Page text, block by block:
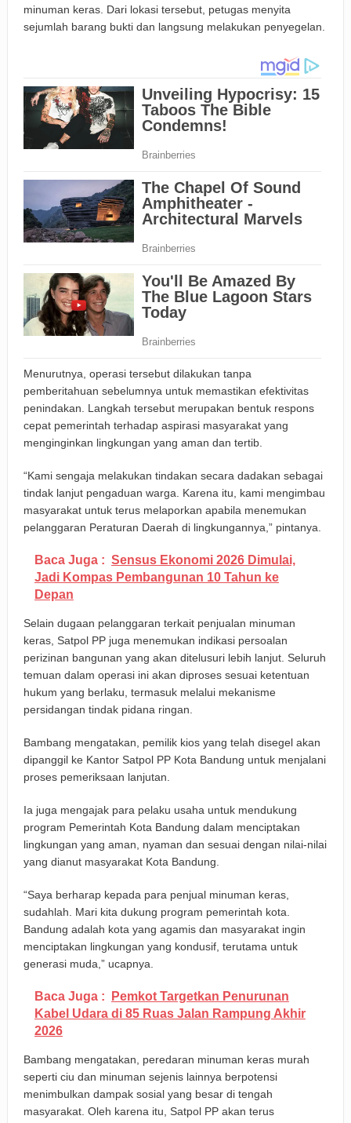
minuman keras. Dari lokasi tersebut, petugas menyita
sejumlah barang bukti dan langsung melakukan penyegelan.
Menurutnya, operasi tersebut dilakukan tanpa
pemberitahuan sebelumnya untuk memastikan efektivitas
penindakan. Langkah tersebut merupakan bentuk respons
cepat pemerintah terhadap aspirasi masyarakat yang
menginginkan lingkungan yang aman dan tertib.
“Kami sengaja melakukan tindakan secara dadakan sebagai
tindak lanjut pengaduan warga. Karena itu, kami mengimbau
masyarakat untuk terus melaporkan apabila menemukan
pelanggaran Peraturan Daerah di lingkungannya,” pintanya.
Baca Juga : Sensus Ekonomi 2026 Dimulai,
Jadi Kompas Pembangunan 10 Tahun ke
Depan
Selain dugaan pelanggaran terkait penjualan minuman
keras, Satpol PP juga menemukan indikasi persoalan
perizinan bangunan yang akan ditelusuri lebih lanjut. Seluruh
temuan dalam operasi ini akan diproses sesuai ketentuan
hukum yang berlaku, termasuk melalui mekanisme
persidangan tindak pidana ringan.
Bambang mengatakan, pemilik kios yang telah disegel akan
dipanggil ke Kantor Satpol PP Kota Bandung untuk menjalani
proses pemeriksaan lanjutan.
Ia juga mengajak para pelaku usaha untuk mendukung
program Pemerintah Kota Bandung dalam menciptakan
lingkungan yang aman, nyaman dan sesuai dengan nilai-nilai
yang dianut masyarakat Kota Bandung.
“Saya berharap kepada para penjual minuman keras,
sudahlah. Mari kita dukung program pemerintah kota.
Bandung adalah kota yang agamis dan masyarakat ingin
menciptakan lingkungan yang kondusif, terutama untuk
generasi muda,” ucapnya.
Baca Juga :
Pemkot Targetkan Penurunan
Kabel Udara di 85 Ruas Jalan Rampung Akhir
2026
Bambang mengatakan, peredaran minuman keras murah
seperti ciu dan minuman sejenis lainnya berpotensi
menimbulkan dampak sosial yang besar di tengah
masyarakat. Oleh karena itu, Satpol PP akan terus